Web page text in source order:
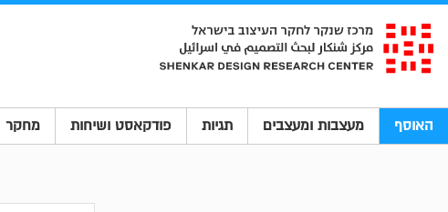
האוסף מעצבות ומעצבים תגיות פודקאסט ושיחות מחקר